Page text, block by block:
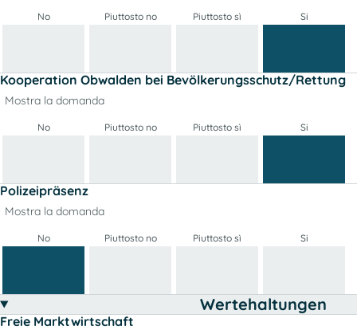
No Piuttosto no Piuttosto sì Si
Kooperation Obwalden bei Bevölkerungsschutz/Rettung
Mostra la domanda
No Piuttosto no Piuttosto sì Si
Polizeipräsenz
Mostra la domanda
No Piuttosto no Piuttosto sì Si
Wertehaltungen
Freie Marktwirtschaft